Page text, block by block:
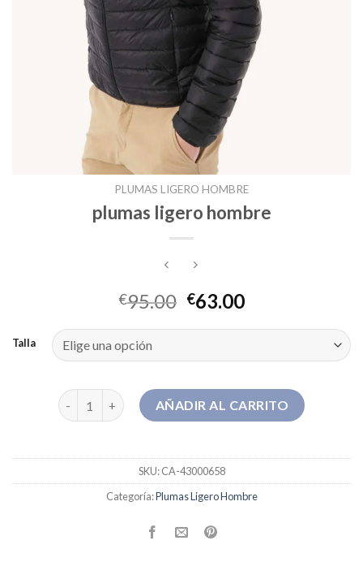
PLUMAS LIGERO HOMBRE
plumas ligero hombre
€95.00 €63.00
Talla
plumas ligero hombre cantidadAÑADIR AL CARRITO
SKU:CA-43000658
Categoría:Plumas Ligero Hombre